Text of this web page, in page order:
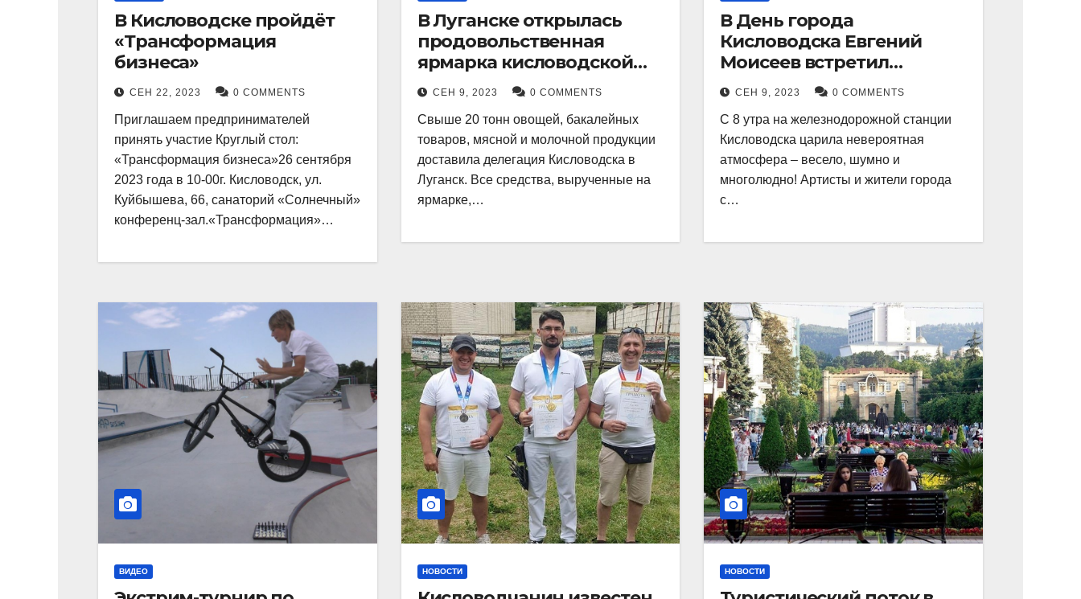
В Кисловодске пройдёт
«Трансформация
бизнеса»
СЕН 22, 2023 0 COMMENTS
Приглашаем предпринимателей
принять участие Круглый стол:
«Трансформация бизнеса»26 сентября
2023 года в 10-00г. Кисловодск, ул.
Куйбышева, 66, санаторий «Солнечный»
конференц-зал.«Трансформация»…
В Луганске открылась
продовольственная
ярмарка кисловодской
продукции.
СЕН 9, 2023 0 COMMENTS
Свыше 20 тонн овощей, бакалейных
товаров, мясной и молочной продукции
доставила делегация Кисловодска в
Луганск. Все средства, вырученные на
ярмарке,…
В День города
Кисловодска Евгений
Моисеев встретил
прибывший поезд с
туристами.
СЕН 9, 2023 0 COMMENTS
С 8 утра на железнодорожной станции
Кисловодска царила невероятная
атмосфера – весело, шумно и
многолюдно! Артисты и жители города
с…
ВИДЕО НОВОСТИ НОВОСТИ